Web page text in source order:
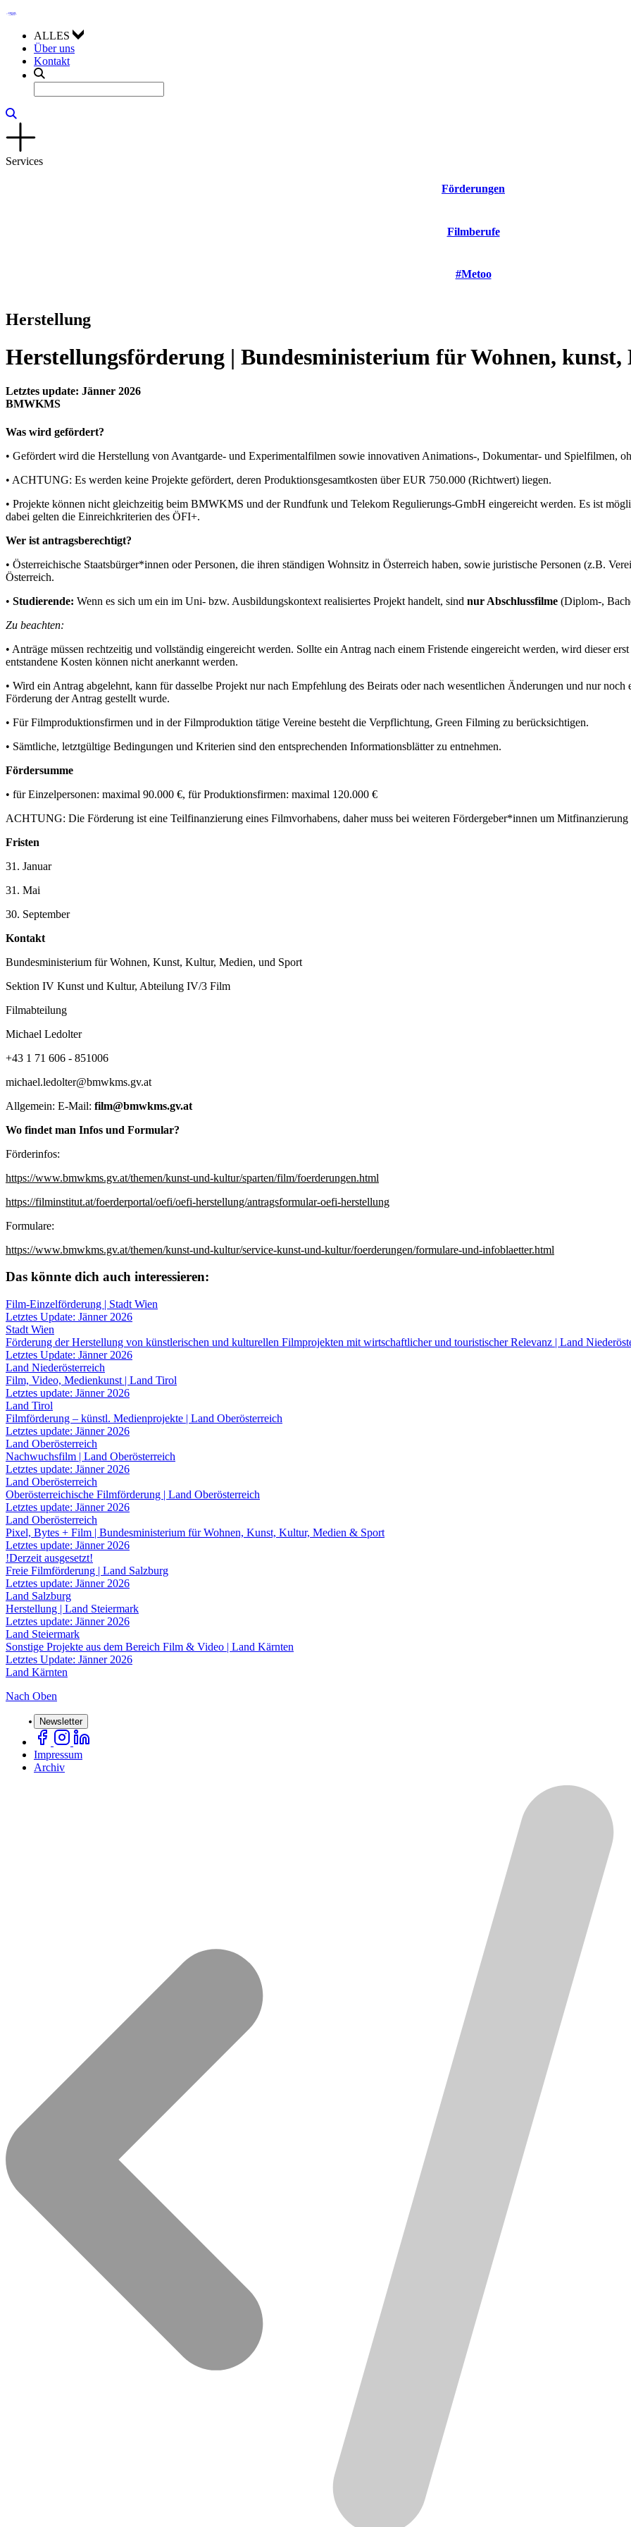
ALLES
Über uns
Kontakt
Services
Förderungen
Filmberufe
#Metoo
Herstellung
Herstellungsförderung | Bundesministerium für Wohnen,
Letztes update: Jänner 2026
BMWKMS
Was wird gefördert?
• Gefördert wird die Herstellung von Avantgarde- und Experimentalfilmen sowie innovativen Animations-, Dokumentar- und Spielfilmen,
• ACHTUNG: Es werden keine Projekte gefördert, deren Produktionsgesamtkosten über EUR 750.000 (Richtwert) liegen.
• Projekte können nicht gleichzeitig beim BMWKMS und der Rundfunk und Telekom Regulierungs-GmbH eingereicht werden. Es ist
dabei gelten die Einreichkriterien des ÖFI+.
Wer ist antragsberechtigt?
• Österreichische Staatsbürger*innen oder Personen, die ihren ständigen Wohnsitz in Österreich haben, sowie juristische Personen (z.B.
Österreich.
• Studierende: Wenn es sich um ein im Uni- bzw. Ausbildungskontext realisiertes Projekt handelt, sind nur Abschlussfilme (Diplom-,
Zu beachten:
• Anträge müssen rechtzeitig und vollständig eingereicht werden. Sollte ein Antrag nach einem Fristende eingereicht werden, wird dieser
entstandene Kosten können nicht anerkannt werden.
• Wird ein Antrag abgelehnt, kann für dasselbe Projekt nur nach Empfehlung des Beirats oder nach wesentlichen Änderungen und nur
Förderung der Antrag gestellt wurde.
• Für Filmproduktionsfirmen und in der Filmproduktion tätige Vereine besteht die Verpflichtung, Green Filming zu berücksichtigen.
• Sämtliche, letztgültige Bedingungen und Kriterien sind den entsprechenden Informationsblätter zu entnehmen.
Fördersumme
• für Einzelpersonen: maximal 90.000 €, für Produktionsfirmen: maximal 120.000 €
ACHTUNG: Die Förderung ist eine Teilfinanzierung eines Filmvorhabens, daher muss bei weiteren Fördergeber*innen um Mitfinanzierung
Fristen
31. Januar
31. Mai
30. September
Kontakt
Bundesministerium für Wohnen, Kunst, Kultur, Medien, und Sport
Sektion IV Kunst und Kultur, Abteilung IV/3 Film
Filmabteilung
Michael Ledolter
+43 1 71 606 - 851006
michael.ledolter@bmwkms.gv.at
Allgemein: E-Mail: film@bmwkms.gv.at
Wo findet man Infos und Formular?
Förderinfos:
https://www.bmwkms.gv.at/themen/kunst-und-kultur/sparten/film/foerderungen.html
https://filminstitut.at/foerderportal/oefi/oefi-herstellung/antragsformular-oefi-herstellung
Formulare:
https://www.bmwkms.gv.at/themen/kunst-und-kultur/service-kunst-und-kultur/foerderungen/formulare-und-infoblaetter.html
Das könnte dich auch interessieren:
Film-Einzelförderung | Stadt Wien
Letztes Update: Jänner 2026
Stadt Wien
Förderung der Herstellung von künstlerischen und kulturellen Filmprojekten mit wirtschaftlicher und touristischer Relevanz | Land
Letztes Update: Jänner 2026
Land Niederösterreich
Film, Video, Medienkunst | Land Tirol
Letztes update: Jänner 2026
Land Tirol
Filmförderung – künstl. Medienprojekte | Land Oberösterreich
Letztes update: Jänner 2026
Land Oberösterreich
Nachwuchsfilm | Land Oberösterreich
Letztes update: Jänner 2026
Land Oberösterreich
Oberösterreichische Filmförderung | Land Oberösterreich
Letztes update: Jänner 2026
Land Oberösterreich
Pixel, Bytes + Film | Bundesministerium für Wohnen, Kunst, Kultur, Medien & Sport
Letztes update: Jänner 2026
!Derzeit ausgesetzt!
Freie Filmförderung | Land Salzburg
Letztes update: Jänner 2026
Land Salzburg
Herstellung | Land Steiermark
Letztes update: Jänner 2026
Land Steiermark
Sonstige Projekte aus dem Bereich Film & Video | Land Kärnten
Letztes Update: Jänner 2026
Land Kärnten
Nach Oben
Newsletter
Impressum
Archiv